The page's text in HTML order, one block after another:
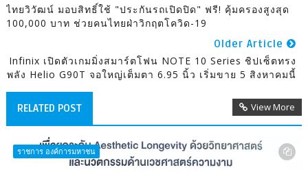
ไทยวิวัฒน์ มอบสิทธิ์ใช้ "ประกันรถเปิดปิด" ฟรี! คุ้มครองสูงสุด
100,000 บาท ช่วยคนไทยฝ่าวิกฤตโควิด-19
Older Article
Infinix เปิดตัวเกมมิ่งสมาร์ตโฟน NOTE 10 Series ชิปเซ็ตทรง
พลัง Helio G90T จอใหญ่เต็มตา 6.95 นิ้ว เริ่มขาย 5 สิงหาคมนี้
RELATED POST View More
ราชการ องค์การมหาชน